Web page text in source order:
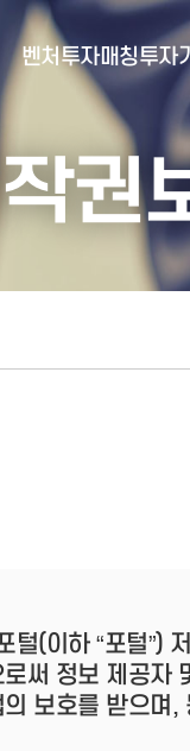
벤처투자매칭
- 벤처투자회사 전자공시
- 벤처투자마트란?
투자
권
털(이하 “포털
써 정보 제공
보호를 받으며